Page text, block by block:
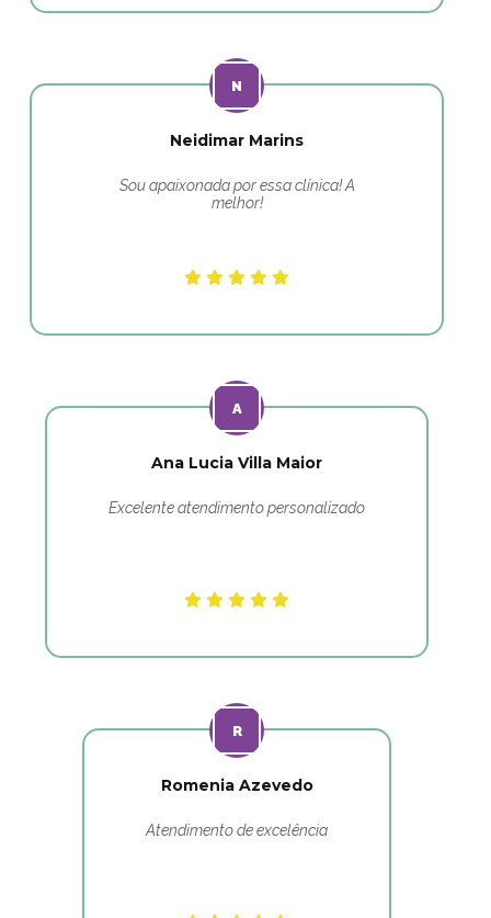
Neidimar Marins
Sou apaixonada por essa clínica! A
melhor!
Ana Lucia Villa Maior
Excelente atendimento personalizado
Romenia Azevedo
Atendimento de excelência